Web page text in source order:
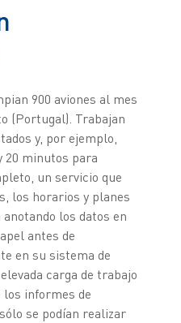
900 aviones al mes
(Portugal). Trabajan
y, por ejemplo,
20 minutos para
un servicio que
los horarios y planes
los datos en
antes de
en su sistema de
carga de trabajo
informes de
se podían realizar